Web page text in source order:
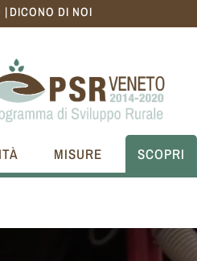
|DICONO DI NOI
MISURE SCOPRI